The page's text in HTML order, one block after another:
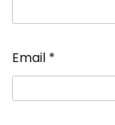
Email *